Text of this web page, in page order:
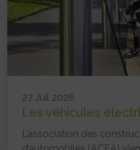
27 Juil 2026
Les véhicules
L’association des